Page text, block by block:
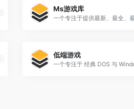
Ms游戏库
低端游戏